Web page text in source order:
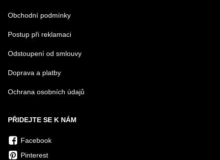
Obchodní podmínky
Postup při reklamaci
Odstoupení od smlouvy
Doprava a platby
Ochrana osobních údajů
PŘIDEJTE SE K NÁM
Facebook
Pinterest